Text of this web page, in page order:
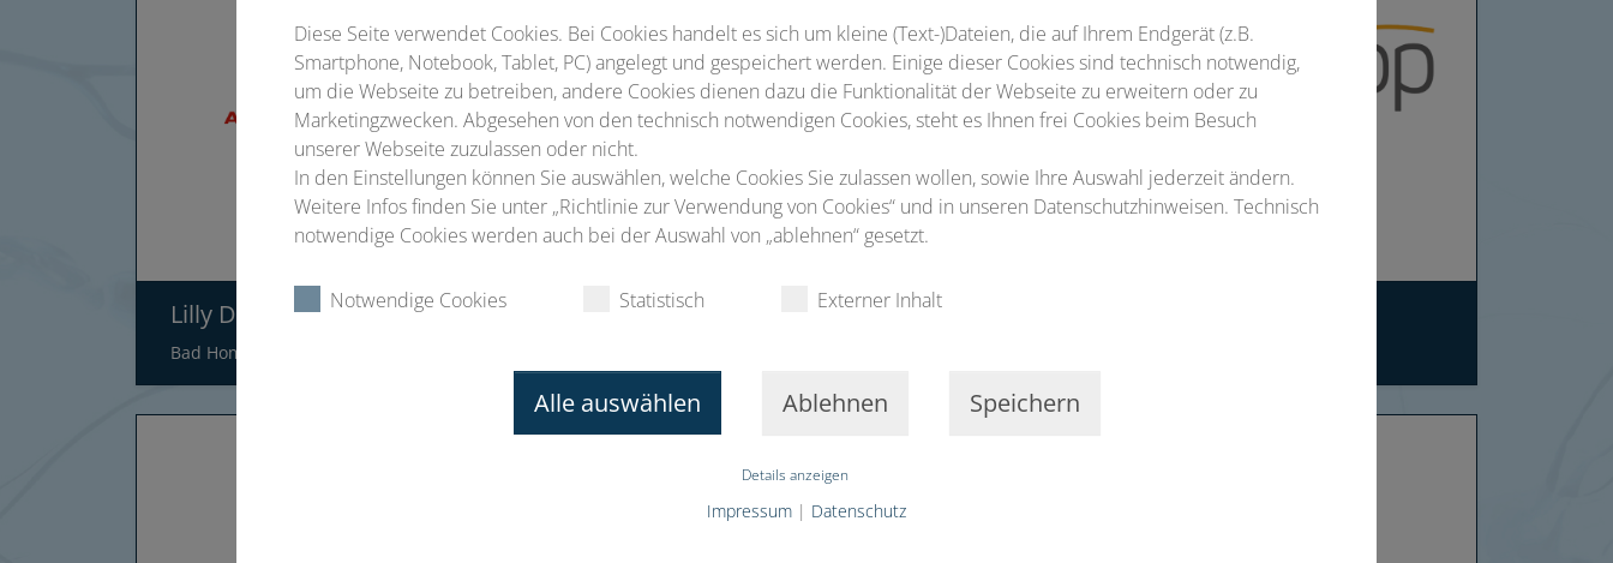
Lilly Deutschland GmbH
Bad Homburg/Deutschland
Hasomed GmbH
Diese Seite verwendet Cookies. Bei Cookies handelt es sich um kleine (Text-)Dateien, die auf Ihrem Endgerät (z.B.
Smartphone, Notebook, Tablet, PC) angelegt und gespeichert werden. Einige dieser Cookies sind technisch notwendig,
um die Webseite zu betreiben, andere Cookies dienen dazu die Funktionalität der Webseite zu erweitern oder zu
Marketingzwecken. Abgesehen von den technisch notwendigen Cookies, steht es Ihnen frei Cookies beim Besuch
unserer Webseite zuzulassen oder nicht.
In den Einstellungen können Sie auswählen, welche Cookies Sie zulassen wollen, sowie Ihre Auswahl jederzeit ändern.
Weitere Infos finden Sie unter „Richtlinie zur Verwendung von Cookies“ und in unseren Datenschutzhinweisen. Technisch
notwendige Cookies werden auch bei der Auswahl von „ablehnen“ gesetzt.
Notwendige Cookies Statistisch Externer Inhalt
Alle auswählen Ablehnen Speichern
Details anzeigen
Impressum | Datenschutz